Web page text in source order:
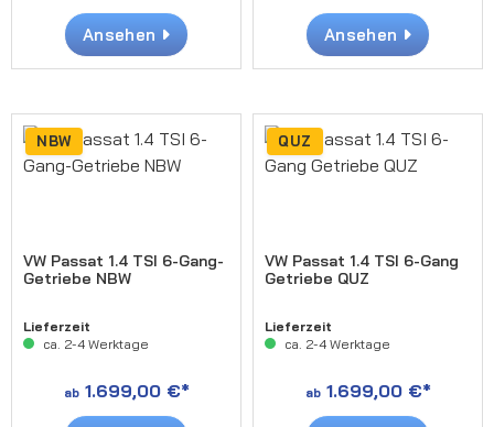
Ansehen Ansehen
NBW
VW Passat 1.4 TSI 6-Gang-
Getriebe NBW
Lieferzeit
ca. 2-4 Werktage
ab1.699,00 €*
QUZ
VW Passat 1.4 TSI 6-Gang
Getriebe QUZ
Lieferzeit
ca. 2-4 Werktage
ab1.699,00 €*